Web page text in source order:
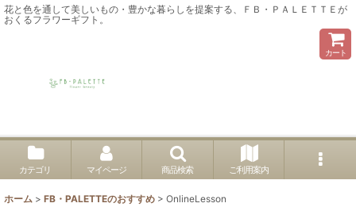
花と色を通して美しいもの・豊かな暮らしを提案する、ＦＢ・ＰＡＬＥＴＴＥが
おくるフラワーギフト。
カート
カテゴリ マイページ 商品検索 ご利用案内
ホーム > FB・PALETTEのおすすめ > OnlineLesson